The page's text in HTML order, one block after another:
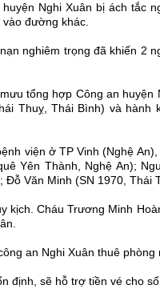
Nghi Xuân bị ách tắc
đường khác.
nghiêm trọng đã khiến 2
tổng hợp Công an huyện
Thuỵ, Thái Bình) và hành
viện ở TP Vinh (Nghệ
Yên Thành, Nghệ An);
Văn Minh (SN 1970, Thái
Cháu Trương Minh
an Nghi Xuân thuê phòng
định, sẽ hỗ trợ tiền vé cho